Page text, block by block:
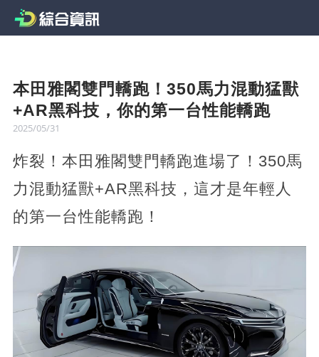
本田雅閣雙門轎跑！350馬力混動猛獸
+AR黑科技，你的第一台性能轎跑
2025/05/31
炸裂！本田雅閣雙門轎跑進場了！350馬
力混動猛獸+AR黑科技，這才是年輕人
的第一台性能轎跑！